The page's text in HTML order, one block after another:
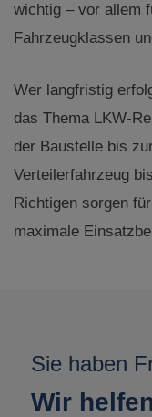
wichtig – vor allem
Fahrzeugklassen
Wer langfristig
das Thema LKW-
der Baustelle bis
Verteilerfahrzeug
Richtigen sorgen
maximale
Sie haben
Wir